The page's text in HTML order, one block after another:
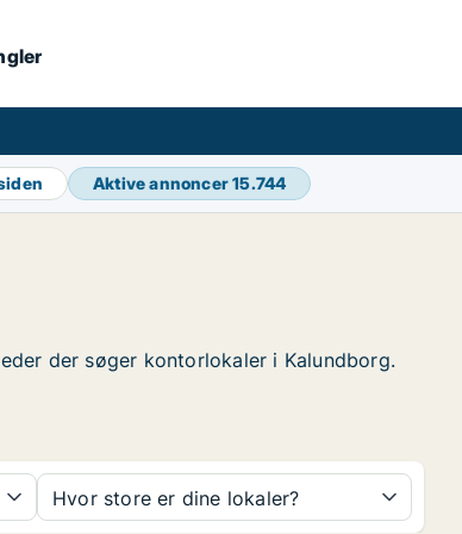
Aktive annoncer15.744
der søger kontorlokaler i Kalundborg.
Hvor store er dine lokaler?